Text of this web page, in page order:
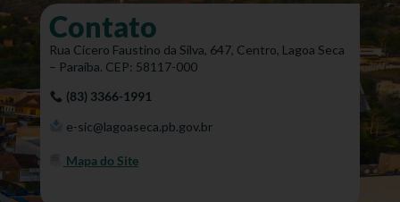
Contato
Rua Cícero Faustino da Silva, 647, Centro, Lagoa Seca
– Paraíba. CEP: 58117-000
(83) 3366-1991
e-sic@lagoaseca.pb.gov.br
Mapa do Site